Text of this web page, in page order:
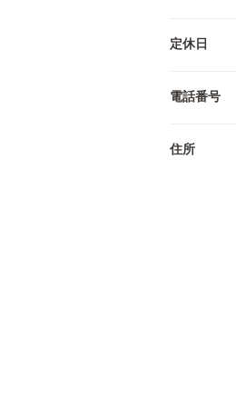
定休日
電話番号
住所